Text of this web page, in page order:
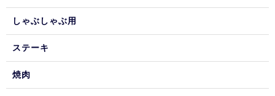
しゃぶしゃぶ用
ステーキ
焼肉